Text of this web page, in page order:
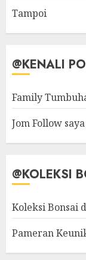
Tampoi
@KENALI
Family
Jom Follow
@KOLEKSI
Koleksi Bonsai
Pameran